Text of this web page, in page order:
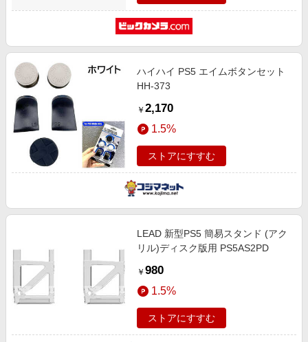
ハイハイ PS5 エイムボタンセット
HH-373
￥ 2,170
1.5%
ストアにすすむ
LEAD 新型PS5 簡易スタンド (アク
リル)ディスク版用 PS5AS2PD
￥ 980
1.5%
ストアにすすむ